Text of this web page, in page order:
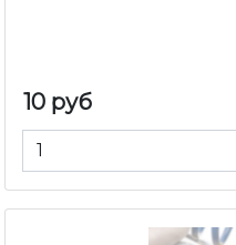
10 руб